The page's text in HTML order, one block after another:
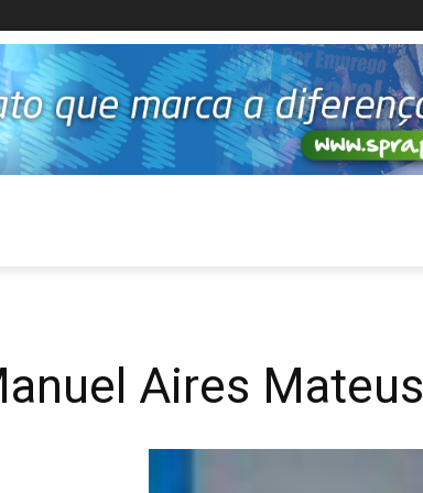
Aires Mateus